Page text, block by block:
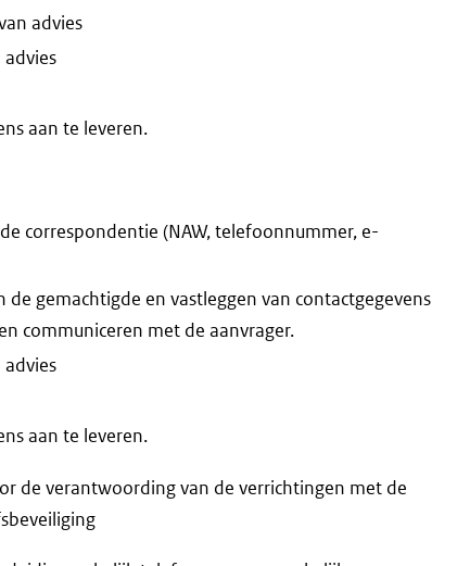
advies
aan te leveren.
correspondentie (NAW, telefoonnummer, e-
gemachtigde en vastleggen van contactgegevens
communiceren met de aanvrager.
aan te leveren.
de verantwoording van de verrichtingen met de